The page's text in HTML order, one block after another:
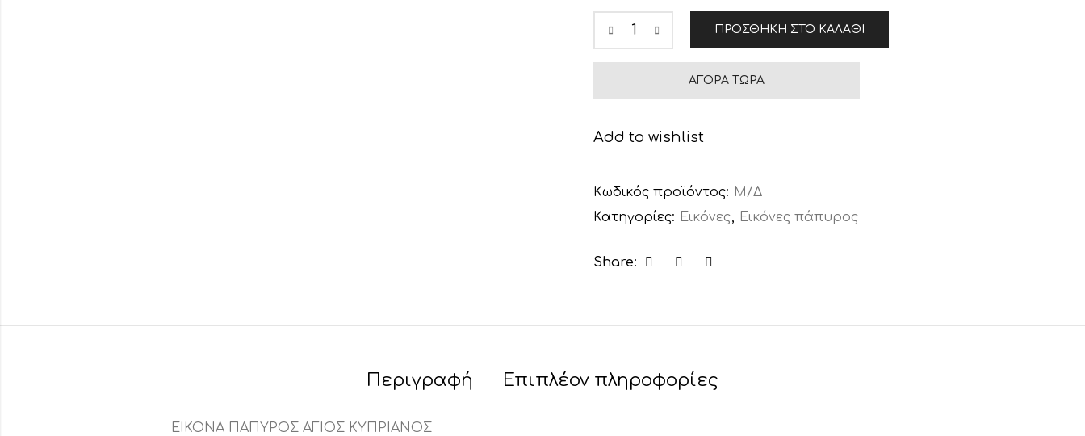
ΠΡΟΣΘΉΚΗ ΣΤΟ ΚΑΛΆΘΙ
ΑΓΟΡΆ ΤΏΡΑ
Add to wishlist
Κωδικός προϊόντος: Μ/Δ
Κατηγορίες: Εικόνες, Εικόνες πάπυρος
Share:
Περιγραφή Επιπλέον πληροφορίες
ΕΙΚΟΝΑ ΠΑΠΥΡΟΣ ΑΓΙΟΣ ΚΥΠΡΙΑΝΟΣ